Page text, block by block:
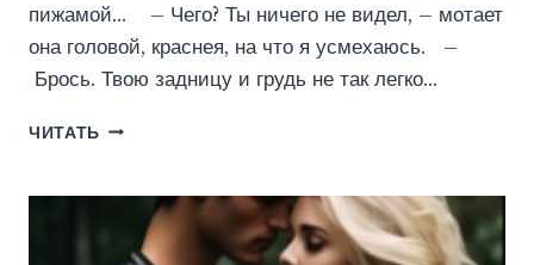
пижамой… – Чего? Ты ничего не видел, – мотает
она головой, краснея, на что я усмехаюсь. –
Брось. Твою задницу и грудь не так легко…
ЧИТАТЬ ТЕБЯ
ФЕВРАЛЬ
(ПЕЛЕВИНА
КАТЕРИНА)